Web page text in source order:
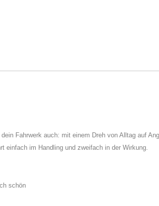
Fahrwerk auch: mit einem Dreh von Alltag auf
einfach im Handling und zweifach in der Wirkung.
schön